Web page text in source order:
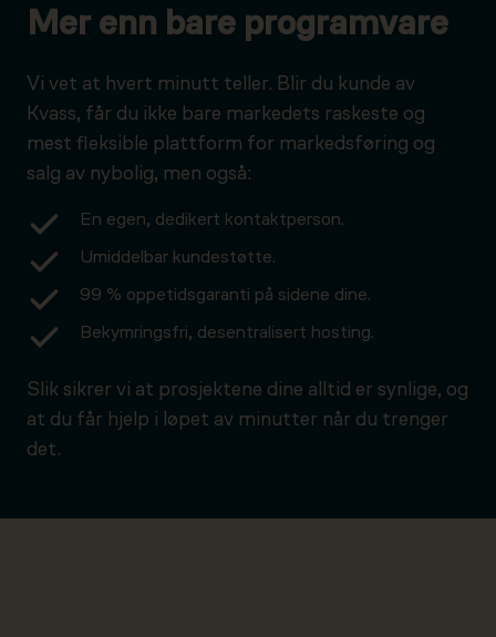
Mer enn bare programvare
Vi vet at hvert minutt teller. Blir du kunde av
Kvass, får du ikke bare markedets raskeste og
mest fleksible plattform for markedsføring og
salg av nybolig, men også:
En egen, dedikert kontaktperson.
Umiddelbar kundestøtte.
99 % oppetidsgaranti på sidene dine.
Bekymringsfri, desentralisert hosting.
Slik sikrer vi at prosjektene dine alltid er synlige, og
at du får hjelp i løpet av minutter når du trenger
det.